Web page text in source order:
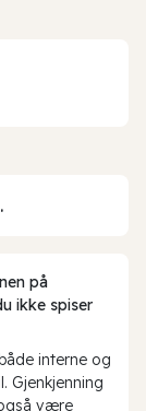
på
ikke spiser
interne og
Gjenkjenning
være